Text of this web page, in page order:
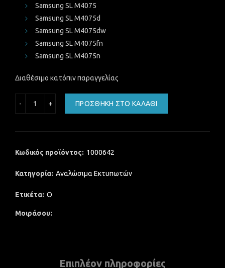
Samsung SL M4075
Samsung SL M4075d
Samsung SL M4075dw
Samsung SL M4075fn
Samsung SL M4075n
Διαθέσιμο κατόπιν παραγγελίας
ΠΡΟΣΘΉΚΗ ΣΤΟ ΚΑΛΆΘΙ
Κωδικός προϊόντος: 1000642
Κατηγορία: Αναλώσιμα Εκτυπωτών
Ετικέτα: Ο
Μοιράσου
Επιπλέον πληροφορίες